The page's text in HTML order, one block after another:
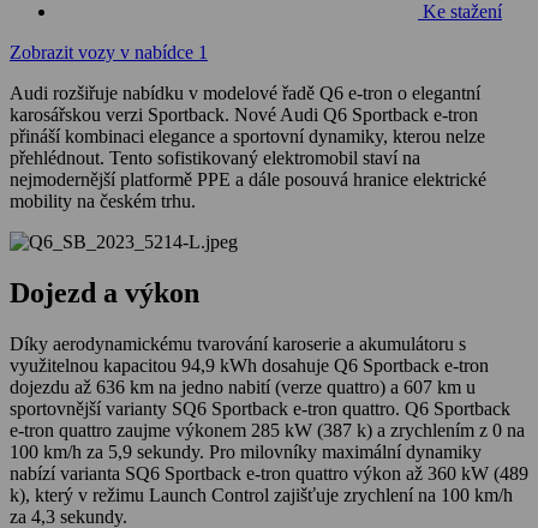
Ke stažení
Zobrazit vozy v nabídce 1
Audi rozšiřuje nabídku v modelové řadě Q6 e-tron o elegantní
karosářskou verzi Sportback. Nové Audi Q6 Sportback e-tron
přináší kombinaci elegance a sportovní dynamiky, kterou nelze
přehlédnout. Tento sofistikovaný elektromobil staví na
nejmodernější platformě PPE a dále posouvá hranice elektrické
mobility na českém trhu.
Dojezd a výkon
Díky aerodynamickému tvarování karoserie a akumulátoru s
využitelnou kapacitou 94,9 kWh dosahuje Q6 Sportback e-tron
dojezdu až 636 km na jedno nabití (verze quattro) a 607 km u
sportovnější varianty SQ6 Sportback e-tron quattro. Q6 Sportback
e-tron quattro zaujme výkonem 285 kW (387 k) a zrychlením z 0 na
100 km/h za 5,9 sekundy. Pro milovníky maximální dynamiky
nabízí varianta SQ6 Sportback e-tron quattro výkon až 360 kW (489
k), který v režimu Launch Control zajišťuje zrychlení na 100 km/h
za 4,3 sekundy.